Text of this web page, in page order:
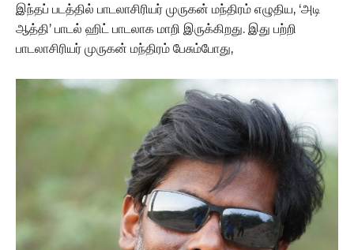
இந்தப் படத்தில் பாடலாசிரியர் முருகன் மந்திரம் எழுதிய, ‘அடி
ஆத்தி’ பாடல் ஹிட் பாடலாக மாறி இருக்கிறது. இது பற்றி
பாடலாசிரியர் முருகன் மந்திரம் பேசும்போது,